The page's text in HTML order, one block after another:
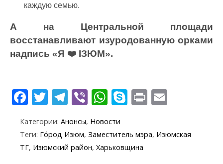
каждую семью.
А на Центральной площади
восстанавливают изуродованную орками
надпись «Я ❤️ ІЗЮМ».
F
ac
e
b
T
w
itt
er
T
el
e
gr
Vi
b
er
W
h
at
s
S
k
y
p
Pr
in
t ai
l
Категории: Анонсы, Новости
Теги: Го́род Изюм, Заместитель мэра, Изюмская
ТГ, Изюмский район, Харьковщина